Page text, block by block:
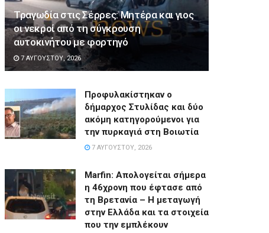
Τραγωδία στις Σέρρες: Μητέρα και γιος
οι νεκροί από τη σύγκρουση
αυτοκινήτου με φορτηγό
7 ΑΥΓΟΎΣΤΟΥ, 2026
Προφυλακίστηκαν ο
δήμαρχος Στυλίδας και δύο
ακόμη κατηγορούμενοι για
την πυρκαγιά στη Βοιωτία
7 ΑΥΓΟΎΣΤΟΥ, 2026
Marfin: Απολογείται σήμερα
η 46χρονη που έφτασε από
τη Βρετανία – Η μεταγωγή
στην Ελλάδα και τα στοιχεία
που την εμπλέκουν